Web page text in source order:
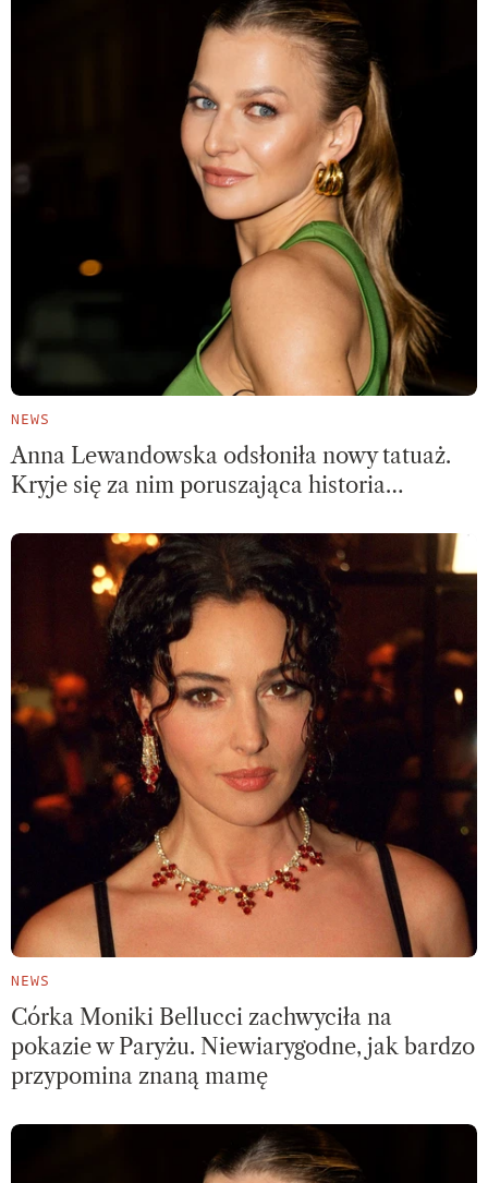
NEWS
Anna Lewandowska odsłoniła nowy tatuaż.
Kryje się za nim poruszająca historia…
NEWS
Córka Moniki Bellucci zachwyciła na
pokazie w Paryżu. Niewiarygodne, jak bardzo
przypomina znaną mamę